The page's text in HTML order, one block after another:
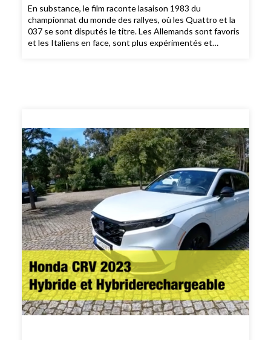
En substance, le film raconte lasaison 1983 du
championnat du monde des rallyes, où les Quattro et la
037 se sont disputés le titre. Les Allemands sont favoris
et les Italiens en face, sont plus expérimentés et